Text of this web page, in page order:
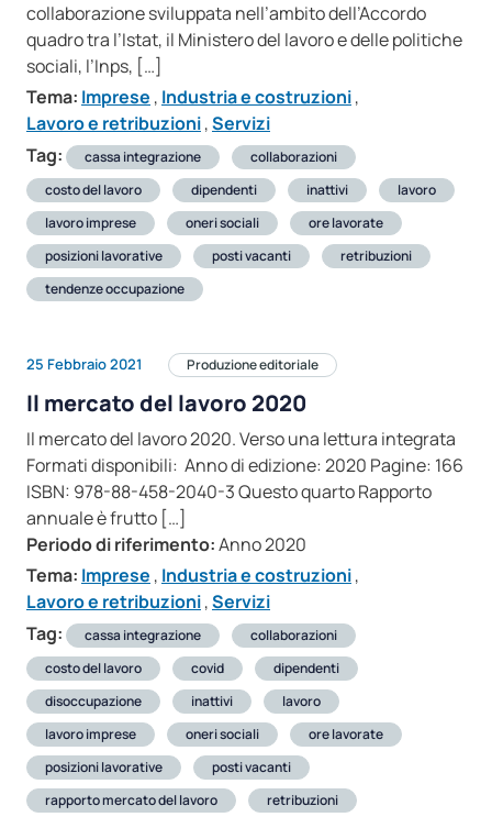
collaborazione sviluppata nell’ambito dell’Accordo
quadro tra l’Istat, il Ministero del lavoro e delle politiche
sociali, l’Inps, […]
Tema: Imprese , Industria e costruzioni,
Lavoro e retribuzioni,Servizi
Tag:
cassa integrazione
collaborazioni
costo del lavoro
dipendenti inattivi
lavoro
lavoro imprese
oneri sociali
ore lavorate
posizioni lavorative
posti vacanti
retribuzioni
tendenze occupazione
25 Febbraio 2021 Produzione editoriale
Il mercato del lavoro 2020
Il mercato del lavoro 2020. Verso una lettura integrata
Formati disponibili: Anno di edizione: 2020 Pagine: 166
ISBN: 978-88-458-2040-3 Questo quarto Rapporto
annuale è frutto […]
Periodo di riferimento:Anno 2020
Tema: Imprese , Industria e costruzioni,
Lavoro e retribuzioni,Servizi
Tag:
cassa integrazione
collaborazioni
costo del lavoro
covid
dipendenti
disoccupazione
inattivi
lavoro
lavoro imprese
oneri sociali
ore lavorate
posizioni lavorative
posti vacanti
rapporto mercato del lavoro
retribuzioni